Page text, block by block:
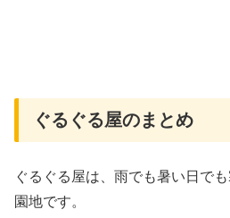
ぐるぐる屋のまとめ
ぐるぐる屋は、雨でも暑い日で
園地です。